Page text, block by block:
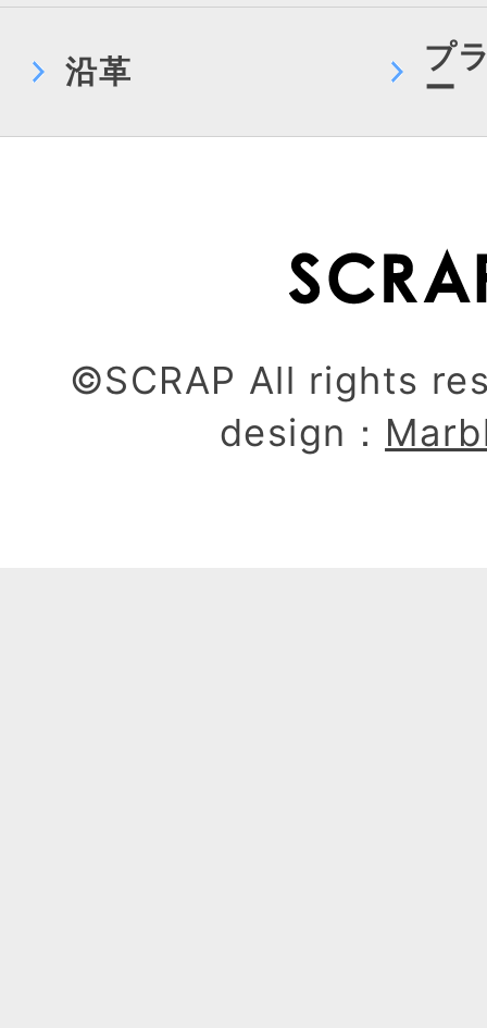
沿革
プ
ー
©SCRAP All rights
design：